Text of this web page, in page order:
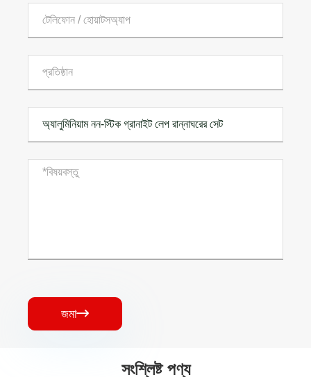
জমা
সংশ্লিষ্ট পণ্য